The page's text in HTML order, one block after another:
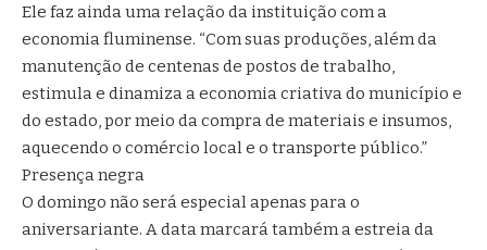
Ele faz ainda uma relação da instituição com a
economia fluminense. “Com suas produções, além da
manutenção de centenas de postos de trabalho,
estimula e dinamiza a economia criativa do município e
do estado, por meio da compra de materiais e insumos,
aquecendo o comércio local e o transporte público.”
Presença negra
O domingo não será especial apenas para o
aniversariante. A data marcará também a estreia da